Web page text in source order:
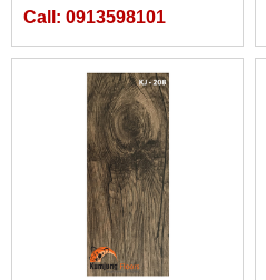
Call: 0913598101